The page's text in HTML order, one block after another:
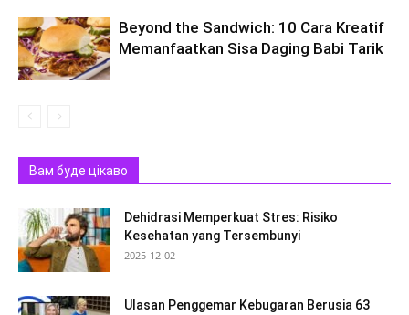
Beyond the Sandwich: 10 Cara Kreatif
Memanfaatkan Sisa Daging Babi Tarik
Вам буде цікаво
Dehidrasi Memperkuat Stres: Risiko
Kesehatan yang Tersembunyi
2025-12-02
Ulasan Penggemar Kebugaran Berusia 63